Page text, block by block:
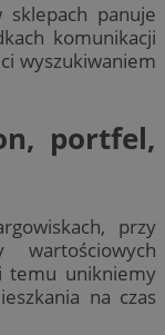
panuje
komunikacji
wyszukiwaniem
portfel,
przy
wartościowych
temu unikniemy
na czas